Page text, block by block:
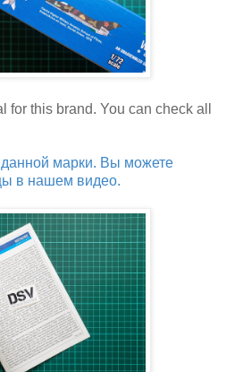
this brand. You can check all
данной марки. Вы можете
в нашем видео.